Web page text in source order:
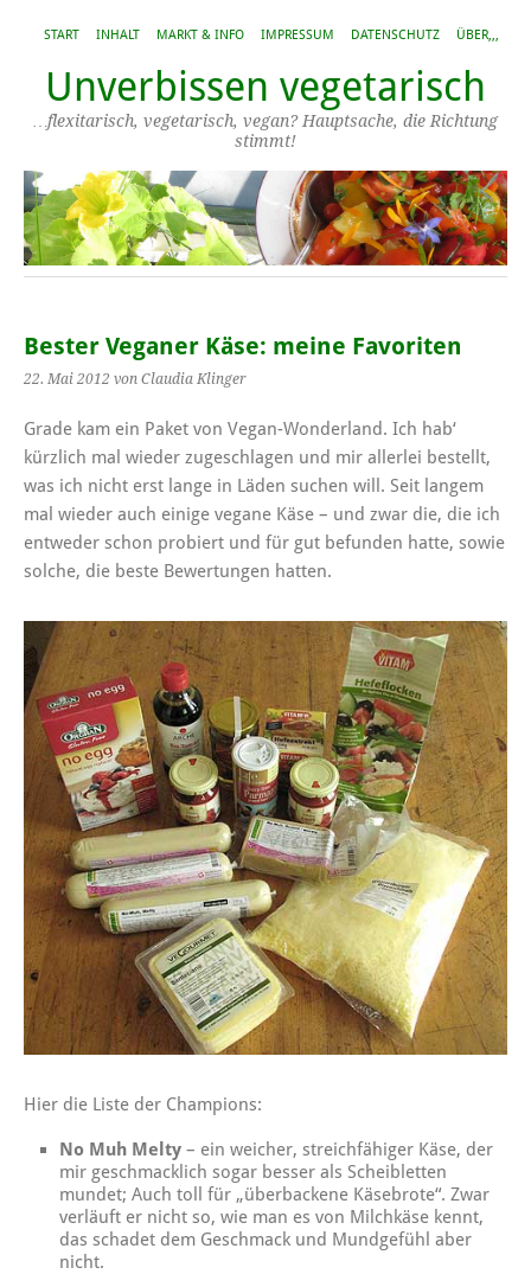
START INHALT MARKT & INFO IMPRESSUM DATENSCHUTZ ÜBER,,,
Unverbissen vegetarisch
…flexitarisch, vegetarisch, vegan? Hauptsache, die Richtung
stimmt!
Bester Veganer Käse: meine Favoriten
22. Mai 2012 von Claudia Klinger
Grade kam ein Paket von Vegan-Wonderland. Ich hab‘
kürzlich mal wieder zugeschlagen und mir allerlei bestellt,
was ich nicht erst lange in Läden suchen will. Seit langem
mal wieder auch einige vegane Käse – und zwar die, die ich
entweder schon probiert und für gut befunden hatte, sowie
solche, die beste Bewertungen hatten.
Hier die Liste der Champions:
No Muh Melty – ein weicher, streichfähiger Käse, der
mir geschmacklich sogar besser als Scheibletten
mundet; Auch toll für „überbackene Käsebrote“. Zwar
verläuft er nicht so, wie man es von Milchkäse kennt,
das schadet dem Geschmack und Mundgefühl aber
nicht.